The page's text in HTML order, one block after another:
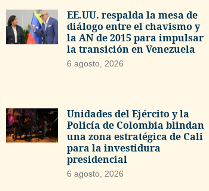
EE.UU. respalda la mesa de
diálogo entre el chavismo y
la AN de 2015 para impulsar
la transición en Venezuela
6 agosto, 2026
Unidades del Ejército y la
Policía de Colombia blindan
una zona estratégica de Cali
para la investidura
presidencial
6 agosto, 2026